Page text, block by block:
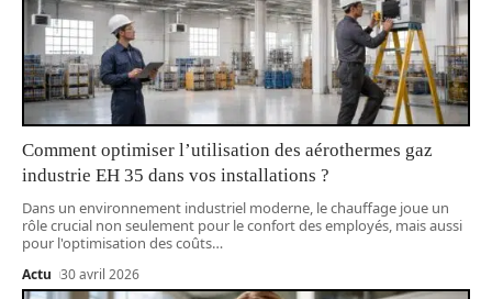
Comment optimiser l’utilisation des aérothermes gaz
industrie EH 35 dans vos installations ?
Dans un environnement industriel moderne, le chauffage joue un
rôle crucial non seulement pour le confort des employés, mais aussi
pour l'optimisation des coûts…
Actu 30 avril 2026